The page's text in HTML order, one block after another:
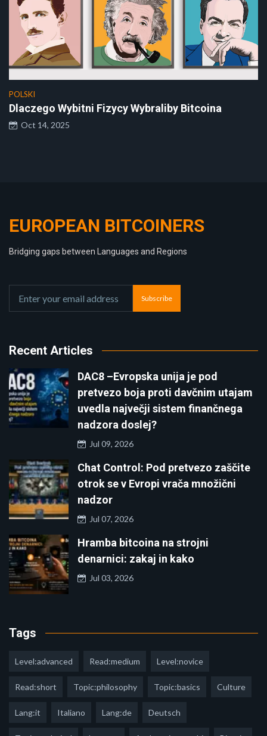
POLSKI
Dlaczego Wybitni Fizycy Wybraliby Bitcoina
Oct 14, 2025
EUROPEAN BITCOINERS
Bridging gaps between Languages and Regions
Subscribe
Recent Articles
DAC8 –Evropska unija je pod
pretvezo boja proti davčnim utajam
uvedla največji sistem finančnega
nadzora doslej?
Jul 09, 2026
Chat Control: Pod pretvezo zaščite
otrok se v Evropi vrača množični
nadzor
Jul 07, 2026
Hramba bitcoina na strojni
denarnici: zakaj in kako
Jul 03, 2026
Tags
Level:advanced Read:medium Level:novice
Read:short Topic:philosophy Topic:basics Culture
Lang:it Italiano Lang:de Deutsch